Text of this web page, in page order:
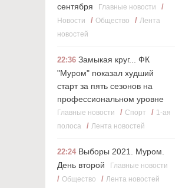
сентября
Главные новости /
Новости / Общество / Лента
новостей
22:36 Замыкая круг... ФК
"Муром" показал худший
старт за пять сезонов на
профессиональном уровне
Главные новости / Cпорт / 1-ая
полоса
/ Лента новостей
22:24 Выборы 2021. Муром.
День второй
Главные новости
/ Общество / Лента новостей